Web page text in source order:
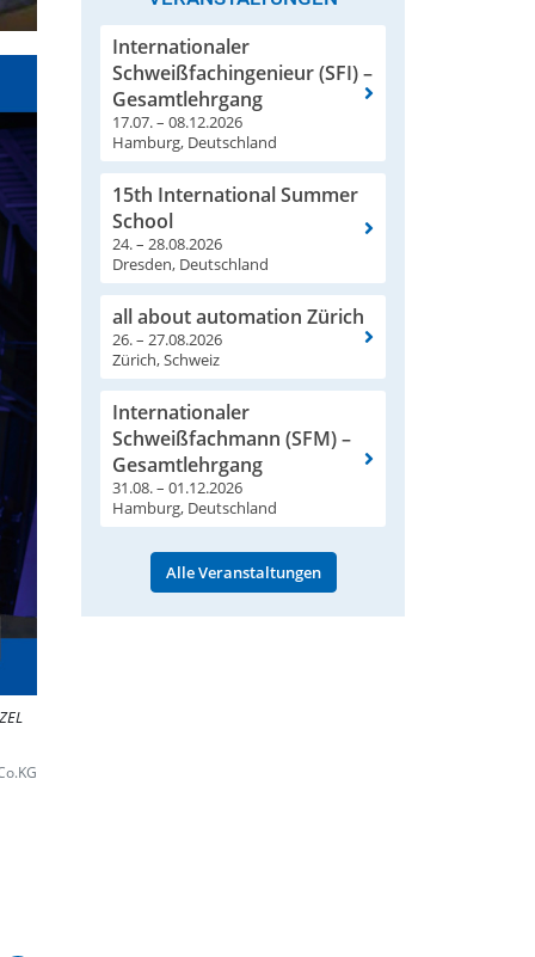
Internationaler
Schweißfachingenieur (SFI) –
Gesamtlehrgang
17.07. – 08.12.2026
Hamburg, Deutschland
15th International Summer
School
24. – 28.08.2026
Dresden, Deutschland
all about automation Zürich
26. – 27.08.2026
Zürich, Schweiz
Internationaler
Schweißfachmann (SFM) –
Gesamtlehrgang
31.08. – 01.12.2026
Hamburg, Deutschland
Alle Veranstaltungen